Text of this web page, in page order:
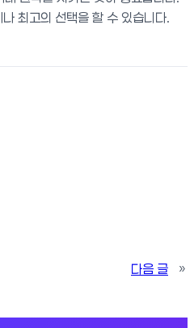
최고의 선택을 할 수 있습니다.
다음 글
»